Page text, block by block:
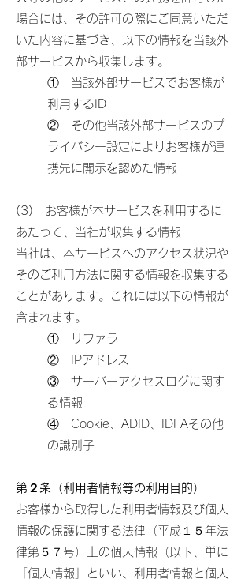
場合には、その許可の際にご同意いただ
いた内容に基づき、以下の情報を当該外
部サービスから収集します。
① 当該外部サービスでお客様が
利用するID
② その他当該外部サービスのプ
ライバシー設定によりお客様が連
携先に開示を認めた情報
(3) お客様が本サービスを利用するに
あたって、当社が収集する情報
当社は、本サービスへのアクセス状況や
そのご利用方法に関する情報を収集する
ことがあります。これには以下の情報が
含まれます。
① リファラ
② IPアドレス
③ サーバーアクセスログに関す
る情報
④ Cookie、ADID、IDFAその他
の識別子
第２条（利用者情報等の利用目的）
お客様から取得した利用者情報及び個人
情報の保護に関する法律（平成１５年法
律第５７号）上の個人情報（以下、単に
「個人情報」といい、利用者情報と個人